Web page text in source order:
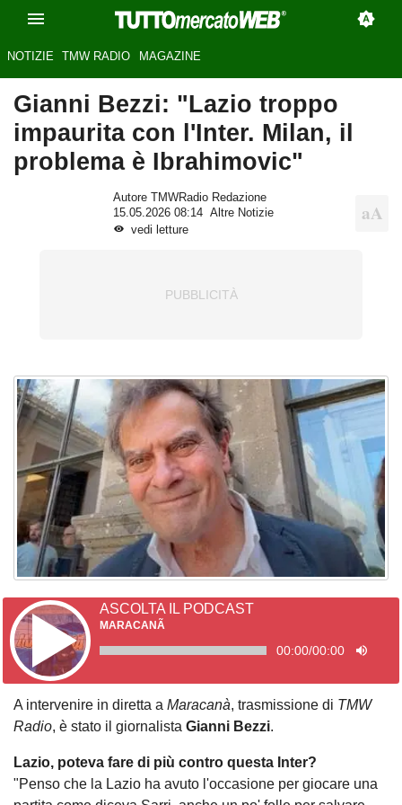
NOTIZIE TMW RADIO MAGAZINE
Gianni Bezzi: "Lazio troppo
impaurita con l'Inter. Milan, il
problema è Ibrahimovic"
Autore TMWRadio Redazione
15.05.2026 08:14
Altre Notizie
vedi letture
ASCOLTA IL PODCAST
MARACANÃ
00:00/00:00
A intervenire in diretta a Maracanà, trasmissione di TMW
Radio, è stato il giornalista Gianni Bezzi.
Lazio, poteva fare di più contro questa Inter?
"Penso che la Lazio ha avuto l'occasione per giocare una